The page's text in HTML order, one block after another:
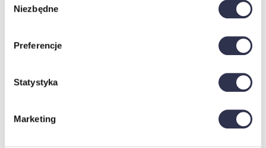
zgody
Niezbędne
Preferencje
Statystyka
Marketing